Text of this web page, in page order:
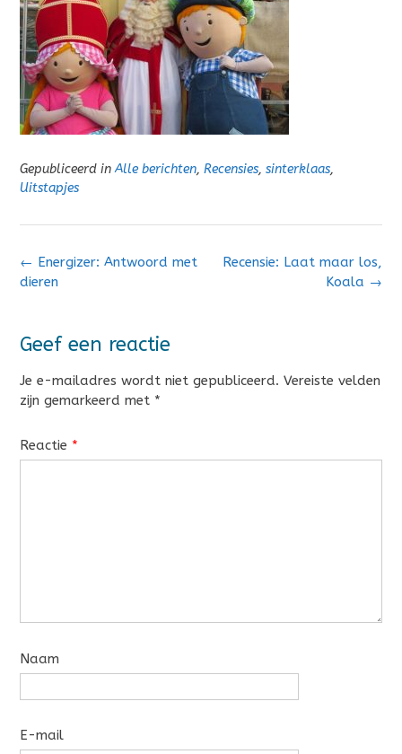
Gepubliceerd inAlle berichten, Recensies, sinterklaas,
Uitstapjes
Bericht
navigatie
Recensie: Laat maar los,
Koala →
← Energizer: Antwoord met
dieren
Geef een reactie
Je e-mailadres wordt niet gepubliceerd. Vereiste velden
zijn gemarkeerd met *
Reactie *
Naam
E-mail